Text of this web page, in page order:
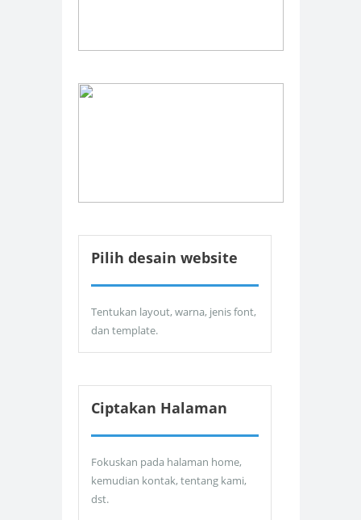
Pilih desain website
Tentukan layout, warna, jenis font,
dan template.
Ciptakan Halaman
Fokuskan pada halaman home,
kemudian kontak, tentang kami,
dst.